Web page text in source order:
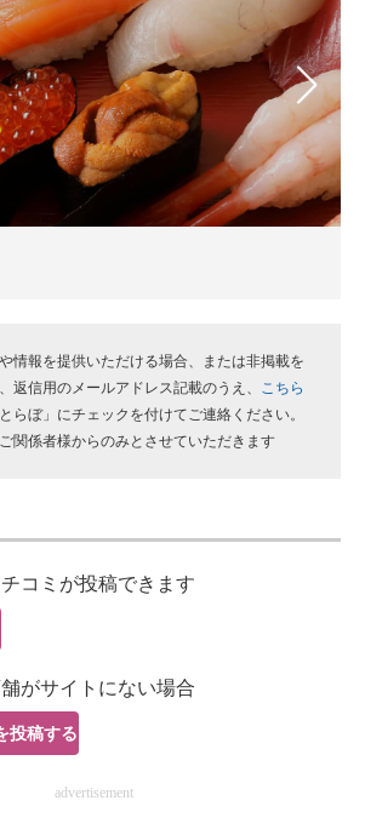
合ページ
す
トレンド
イスの未来
て選べる
ヒント
詳説
ュニティ
門サイト
合サイト
・事例
用を支援
門サイト
情報を提供いただける場合、または非掲載を
返信用のメールアドレス記載のうえ、 こちら
らぼ」にチェックを付けてご連絡ください。
関係者様からのみとさせていただきます
コミが投稿できます
がサイトにない場合
投稿する
advertisement